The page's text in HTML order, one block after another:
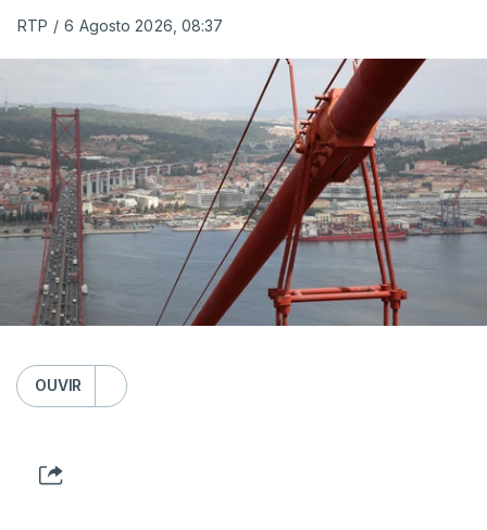
RTP / 6 Agosto 2026, 08:37
OUVIR